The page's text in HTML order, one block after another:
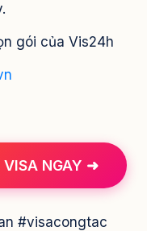
gói của Vis24h
VISA NGAY ➜
#visacongtac